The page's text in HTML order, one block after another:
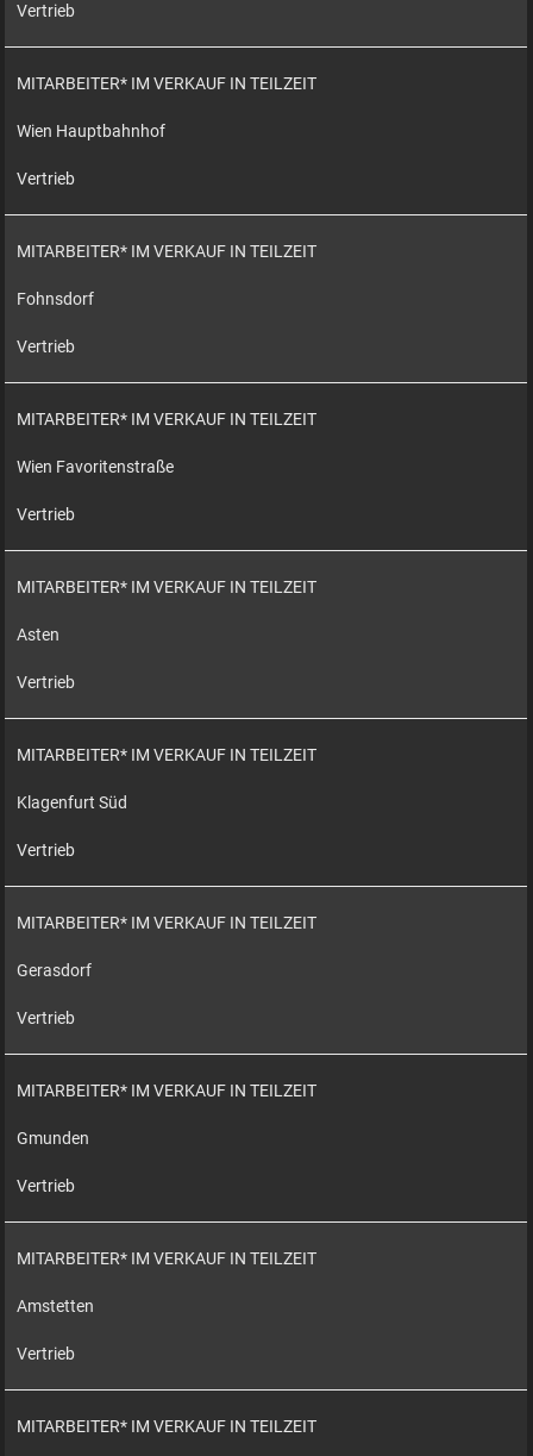
Vertrieb
MITARBEITER* IM VERKAUF IN TEILZEIT
Wien Hauptbahnhof
Vertrieb
MITARBEITER* IM VERKAUF IN TEILZEIT
Fohnsdorf
Vertrieb
MITARBEITER* IM VERKAUF IN TEILZEIT
Wien Favoritenstraße
Vertrieb
MITARBEITER* IM VERKAUF IN TEILZEIT
Asten
Vertrieb
MITARBEITER* IM VERKAUF IN TEILZEIT
Klagenfurt Süd
Vertrieb
MITARBEITER* IM VERKAUF IN TEILZEIT
Gerasdorf
Vertrieb
MITARBEITER* IM VERKAUF IN TEILZEIT
Gmunden
Vertrieb
MITARBEITER* IM VERKAUF IN TEILZEIT
Amstetten
Vertrieb
MITARBEITER* IM VERKAUF IN TEILZEIT